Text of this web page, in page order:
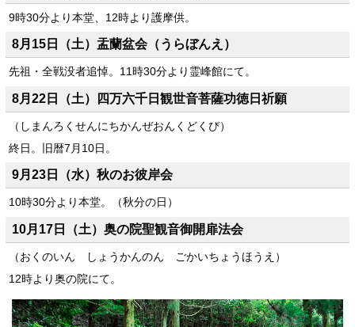
9時30分より本堂、12時より護摩供。
8月15日（土）盂蘭盆会（うらぼんえ）
先祖・全戦没者追悼。11時30分より霊峰館にて。
8月22日（土）四万六千日観世音菩薩功徳日祈願
（しまんろくせんにちかんぜおんくどくび）
終日。旧暦7月10日。
9月23日（水）秋のお彼岸会
10時30分より本堂。（秋分の日）
10月17日（土）奥の院聖観音御開扉法会
（おくのいん しょうかんのん ごかいちょうほうえ）
12時より奥の院にて。